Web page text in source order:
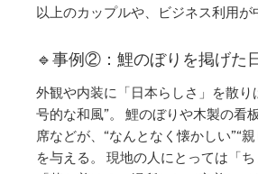
以上のカップルや、ビジネス利用が
🔹事例②：鯉のぼりを掲げた
外観や内装に「日本らしさ」を散り
号的な和風”。 鯉のぼりや木製の看
席などが、“なんとなく懐かしい”“
を与える。 現地の人にとっては「ち